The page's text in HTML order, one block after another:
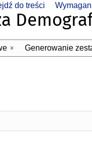
do treści
Generowanie